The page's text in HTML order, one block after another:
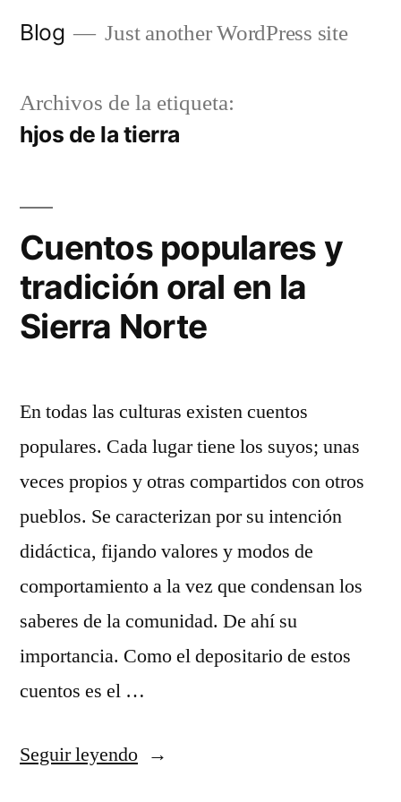
Blog Just another WordPress site
Archivos de la etiqueta:
hjos de la tierra
Cuentos populares y
tradición oral en la
Sierra Norte
En todas las culturas existen cuentos
populares. Cada lugar tiene los suyos; unas
veces propios y otras compartidos con otros
pueblos. Se caracterizan por su intención
didáctica, fijando valores y modos de
comportamiento a la vez que condensan los
saberes de la comunidad. De ahí su
importancia. Como el depositario de estos
cuentos es el …
Seguir leyendo«Cuentos